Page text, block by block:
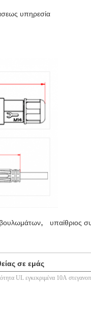
υπηρεσία
βουλωμάτων, υπαίθριος
σε εμάς